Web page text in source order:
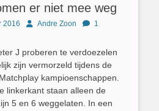
er niet mee weg
2016 AuthorAndre Zoon
1
J proberen te verdoezelen
zijn vermorzeld tijdens de
kampioenschappen.
linkerkant staan alleen de
5 en 6 weggelaten. In een